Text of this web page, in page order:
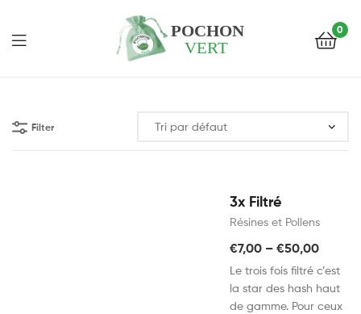
0
Filter
3x Filtré
Résines et Pollens
€7,00 – €50,00
Le trois fois filtré c’est
la star des hash haut
de gamme. Pour ceux